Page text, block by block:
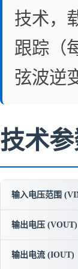
技术，
跟踪（
弦波逆
技术
输入电压范围
输出电压 (VOUT)
输出电流 (IOUT)